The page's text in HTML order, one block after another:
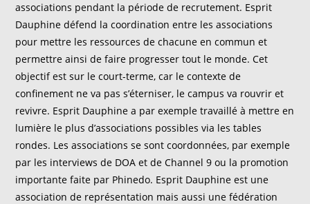
associations pendant la période de recrutement. Esprit
Dauphine défend la coordination entre les associations
pour mettre les ressources de chacune en commun et
permettre ainsi de faire progresser tout le monde. Cet
objectif est sur le court-terme, car le contexte de
confinement ne va pas s’éterniser, le campus va rouvrir et
revivre. Esprit Dauphine a par exemple travaillé à mettre en
lumière le plus d’associations possibles via les tables
rondes. Les associations se sont coordonnées, par exemple
par les interviews de DOA et de Channel 9 ou la promotion
importante faite par Phinedo. Esprit Dauphine est une
association de représentation mais aussi une fédération